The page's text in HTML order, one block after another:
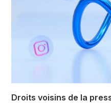
Droits voisins de la